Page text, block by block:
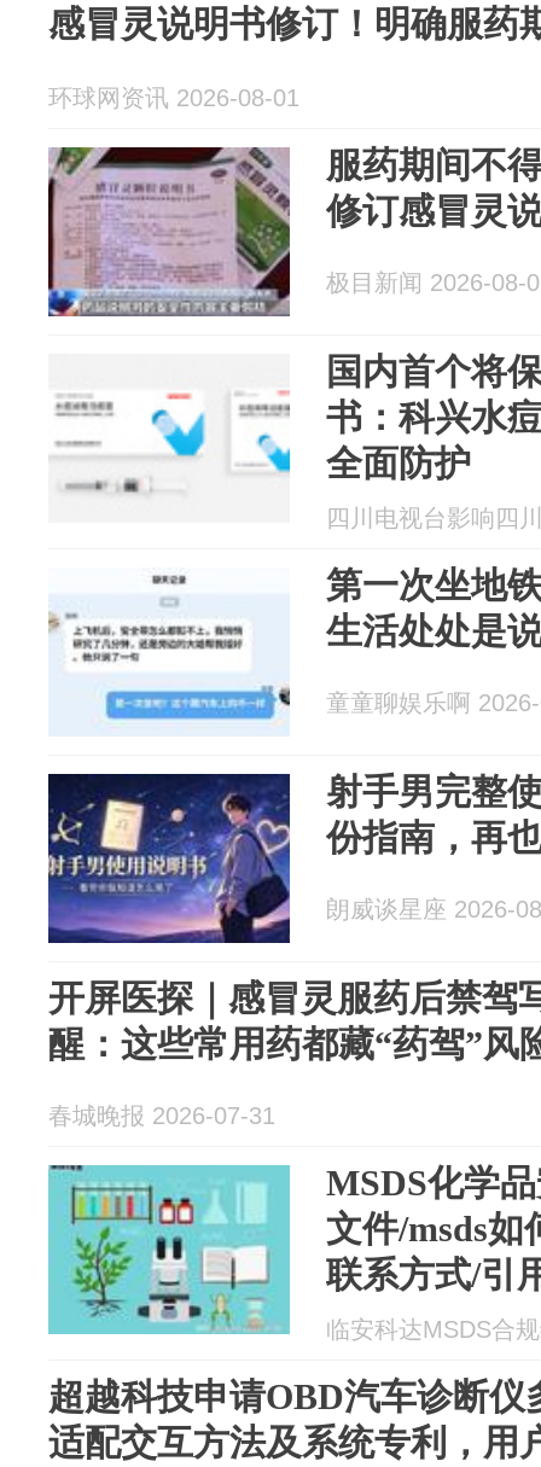
感冒灵说明书修订！明确服药
环球网资讯 2026-08-01
服药期间不
修订感冒灵
极目新闻 2026-08-
国内首个将
书：科兴水
全面防护
四川电视台影响四
第一次坐地
生活处处是
童童聊娱乐啊
射手男完整
份指南，再
朗威谈星座 2026-
开屏医探｜感冒灵服药后禁驾
醒：这些常用药都藏“药驾”风
春城晚报 2026-07-31
MSDS化学
文件/msds如
联系方式/引
临安科达MSDS合
超越科技申请OBD汽车诊断仪
适配交互方法及系统专利，用